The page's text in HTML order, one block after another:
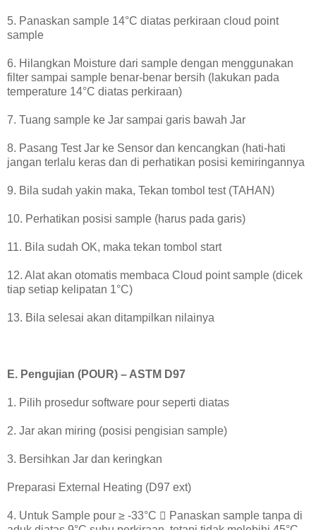
5. Panaskan sample 14°C diatas perkiraan cloud point
sample
6. Hilangkan Moisture dari sample dengan menggunakan
filter sampai sample benar-benar bersih (lakukan pada
temperature 14°C diatas perkiraan)
7. Tuang sample ke Jar sampai garis bawah Jar
8. Pasang Test Jar ke Sensor dan kencangkan (hati-hati
jangan terlalu keras dan di perhatikan posisi kemiringannya
9. Bila sudah yakin maka, Tekan tombol test (TAHAN)
10. Perhatikan posisi sample (harus pada garis)
11. Bila sudah OK, maka tekan tombol start
12. Alat akan otomatis membaca Cloud point sample (dicek
tiap setiap kelipatan 1°C)
13. Bila selesai akan ditampilkan nilainya
E. Pengujian (POUR) – ASTM D97
1. Pilih prosedur software pour seperti diatas
2. Jar akan miring (posisi pengisian sample)
3. Bersihkan Jar dan keringkan
Preparasi External Heating (D97 ext)
4. Untuk Sample pour ≥ -33°C  Panaskan sample tanpa di